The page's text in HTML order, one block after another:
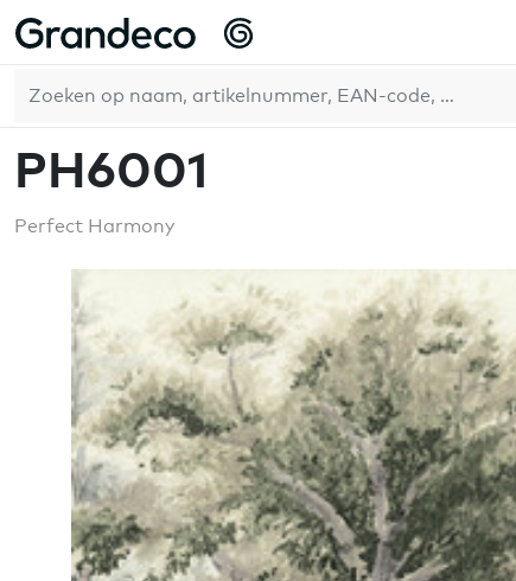
Home GrandecoBoutique
PH6001
Perfect Harmony